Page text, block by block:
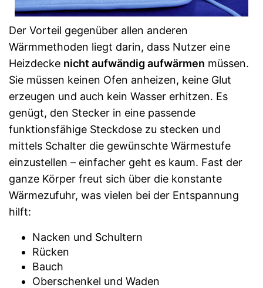
Der Vorteil gegenüber allen anderen
Wärmmethoden liegt darin, dass Nutzer eine
Heizdecke nicht aufwändig aufwärmen müssen.
Sie müssen keinen Ofen anheizen, keine Glut
erzeugen und auch kein Wasser erhitzen. Es
genügt, den Stecker in eine passende
funktionsfähige Steckdose zu stecken und
mittels Schalter die gewünschte Wärmestufe
einzustellen – einfacher geht es kaum. Fast der
ganze Körper freut sich über die konstante
Wärmezufuhr, was vielen bei der Entspannung
hilft:
Nacken und Schultern
Rücken
Bauch
Oberschenkel und Waden